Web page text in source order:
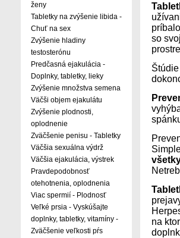
ženy
Tabletky na zvýšenie libida -
Chuť na sex
Zvýšenie hladiny
testosterónu
Predčasná ejakulácia -
Doplnky, tabletky, lieky
Zvýšenie množstva semena
Väčši objem ejakulátu
Zvýšenie plodnosti,
oplodnenie
Zväčšenie penisu - Tabletky
Väčšia sexuálna výdrž
Väčšia ejakulácia, výstrek
Pravdepodobnosť
otehotnenia, oplodnenia
Viac spermií - Plodnosť
Veľké prsia - Vyskúšajte
doplnky, tabletky, vitamíny -
Zväčšenie veľkosti pŕs
so
na